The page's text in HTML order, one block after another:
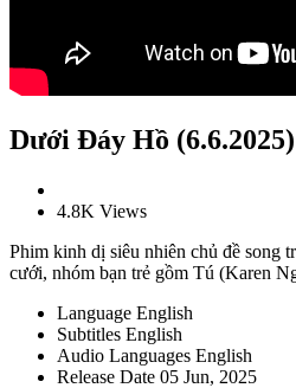
Dưới Đáy Hồ (6.6.2025)
4.8K Views
Phim kinh dị siêu nhiên chủ đề song
cưới, nhóm bạn trẻ gồm Tú (Karen
Language English
Subtitles English
Audio Languages English
Release Date 05 Jun, 2025